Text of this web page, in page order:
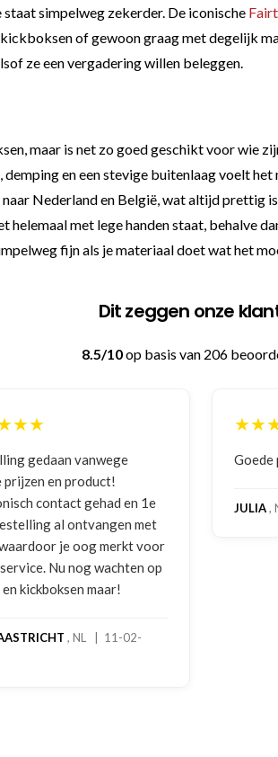
simpelweg zekerder. De iconische
of gewoon graag met degelijk
ze een vergadering willen beleggen.
maar is net zo goed geschikt voor wie
en een stevige buitenlaag voelt
Nederland en België, wat altijd prettig
met lege handen staat, behalve
fijn als je materiaal doet wat het
Dit zeggen onze
8.5/10op basis van 206
prijzen, goede service
, NL | 08-02-2026